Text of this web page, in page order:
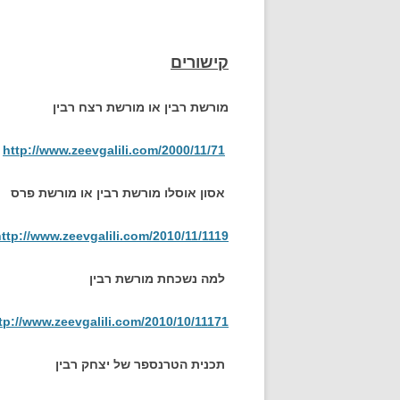
קישורים
מורשת רבין או מורשת רצח רבין
http://www.zeevgalili.com/2000/11/71
אסון אוסלו מורשת רבין או מורשת פרס
www.zeevgalili.com/2010/11/1119
למה נשכחת מורשת רבין
www.zeevgalili.com/2010/10/11171
תכנית הטרנספר של יצחק רבין